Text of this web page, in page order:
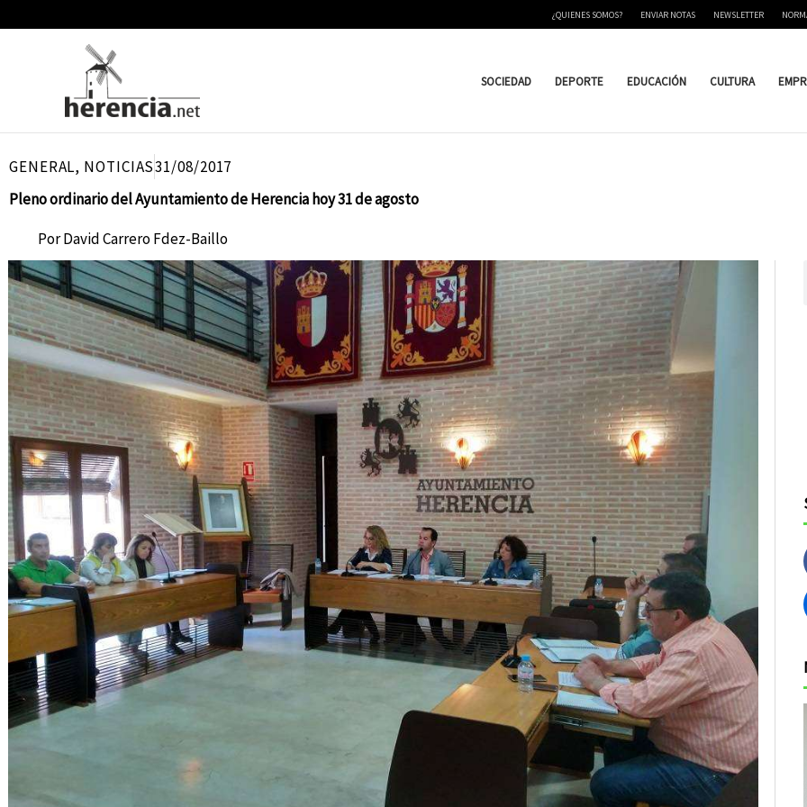
¿QUIENES SOMOS? ENVIAR NOTAS NEWSLETTER
SOCIEDAD DEPORTE EDUCACIÓN CULTURA
GENERAL, NOTICIAS31/08/2017
Pleno ordinario del Ayuntamiento de Herencia hoy 31 de agosto
PorDavid Carrero Fdez-Baillo